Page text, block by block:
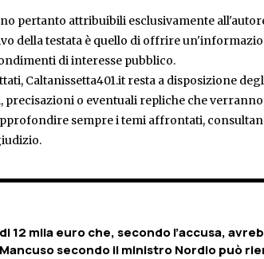
pertanto attribuibili esclusivamente
della testata è quello di offrire
di interesse pubblico.
Caltanissetta401.it resta a disposizione
o eventuali repliche che
sempre i temi affrontati,
12 mila euro che, secondo l’accusa,
Mancuso secondo il ministro Nordio può